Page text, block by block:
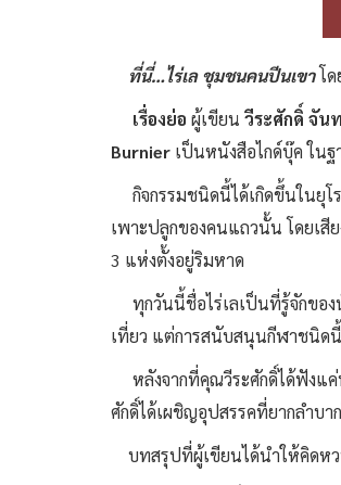
ที่นี่…ไร่เล ชุมชนคนปีนเขาโด
เรื่องย่อ ผู้เขียน วีระศักดิ์ จัน
Burnier เป็นหนังสือไกด์บุ๊ค ใน
กิจกรรมชนิดนี้ได้เกิดขึ้นในยุโ
เพาะปลูกของคนแถวนั้น โดยเสี
3 แห่งตั้งอยู่ริมหาด
ทุกวันนี้ชื่อไร่เลเป็นที่รู้จักของ
เที่ยว แต่การสนับสนุนกีฬาชนิด
หลังจากที่คุณวีระศักดิ์ได้ฟังแค่
ศักดิ์ได้เผชิญอุปสรรคที่ยากลำบา
บทสรุปที่ผู้เขียนได้นำให้คิดหว